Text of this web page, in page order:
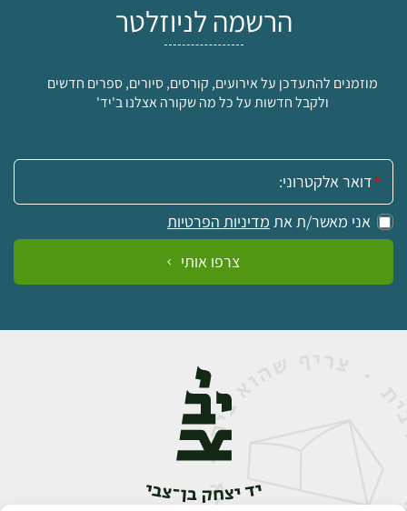
הרשמה לניוזלטר
מוזמנים להתעדכן על אירועים, קורסים, סיורים, ספרים חדשים
ולקבל חדשות על כל מה שקורה אצלנו ב'יד'
אימייל:
אני מאשר/ת את מדיניות הפרטיות
צרפו אותי